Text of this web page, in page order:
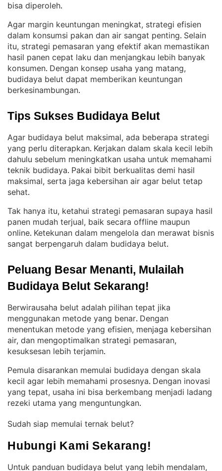
bisa diperoleh.
Agar margin keuntungan meningkat, strategi efisien
dalam konsumsi pakan dan air sangat penting. Selain
itu, strategi pemasaran yang efektif akan memastikan
hasil panen cepat laku dan menjangkau lebih banyak
konsumen. Dengan konsep usaha yang matang,
budidaya belut dapat memberikan keuntungan
berkesinambungan.
Tips Sukses Budidaya Belut
Agar budidaya belut maksimal, ada beberapa strategi
yang perlu diterapkan. Kerjakan dalam skala kecil lebih
dahulu sebelum meningkatkan usaha untuk memahami
teknik budidaya. Pakai bibit berkualitas demi hasil
maksimal, serta jaga kebersihan air agar belut tetap
sehat.
Tak hanya itu, ketahui strategi pemasaran supaya hasil
panen mudah terjual, baik secara offline maupun
online. Ketekunan dalam mengelola dan merawat bisnis
sangat berpengaruh dalam budidaya belut.
Peluang Besar Menanti, Mulailah
Budidaya Belut Sekarang!
Berwirausaha belut adalah pilihan tepat jika
menggunakan metode yang benar. Dengan
menentukan metode yang efisien, menjaga kebersihan
air, dan mengoptimalkan strategi pemasaran,
kesuksesan lebih terjamin.
Pemula disarankan memulai budidaya dengan skala
kecil agar lebih memahami prosesnya. Dengan inovasi
yang tepat, usaha ini bisa berkembang menjadi ladang
rezeki utama yang menguntungkan.
Sudah siap memulai ternak belut?
Hubungi Kami Sekarang!
Untuk panduan budidaya belut yang lebih mendalam,